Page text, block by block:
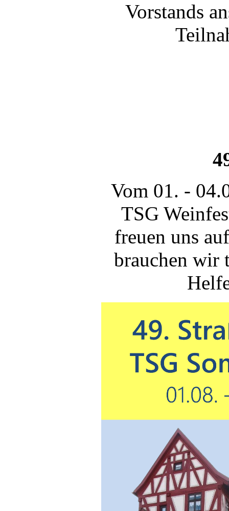
Vorstands
Vom 01. -
TSG
freuen uns
brauchen wir